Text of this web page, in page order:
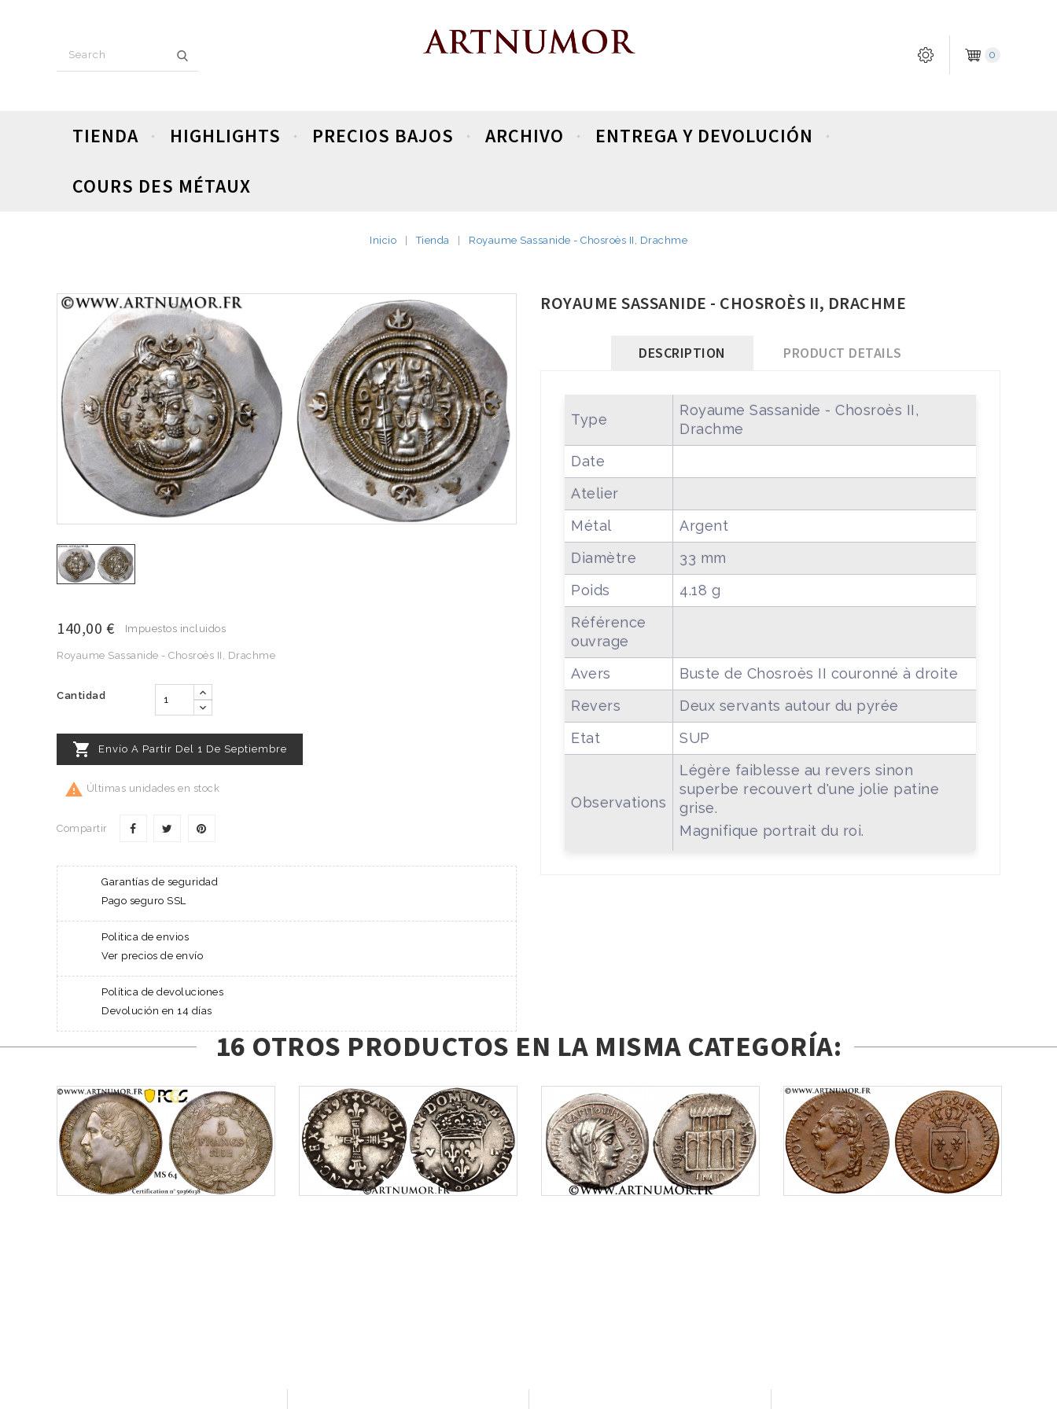
0
TIENDA HIGHLIGHTS PRECIOS BAJOS ARCHIVO ENTREGA Y DEVOLUCIÓN
COURS DES MÉTAUX
Inicio Tienda Royaume Sassanide - Chosroès II, Drachme
140,00 € Impuestos incluidos
Royaume Sassanide - Chosroès II, Drachme
Cantidad
 Envío A Partir Del 1 De Septiembre
 Últimas unidades en stock
Compartir
Garantías de seguridad
Pago seguro SSL
Politica de envios
Ver precios de envío
Política de devoluciones
Devolución en 14 días
ROYAUME SASSANIDE - CHOSROÈS II, DRACHME
DESCRIPTION PRODUCT DETAILS
Type
Royaume Sassanide - Chosroès II,
Drachme
Date
Atelier
Métal
Argent
Diamètre
33 mm
Poids
4.18 g
Référence
ouvrage
Avers
Buste de Chosroès II couronné à droite
Revers
Deux servants autour du pyrée
Etat
SUP
Observations
Légère faiblesse au revers sinon
superbe recouvert d'une jolie patine
grise.
Magnifique portrait du roi.
16 OTROS PRODUCTOS EN LA MISMA CATEGORÍA: